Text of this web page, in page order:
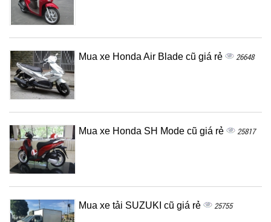
Mua xe Honda Air Blade cũ giá rẻ 26648
Mua xe Honda SH Mode cũ giá rẻ 25817
Mua xe tải SUZUKI cũ giá rẻ 25755